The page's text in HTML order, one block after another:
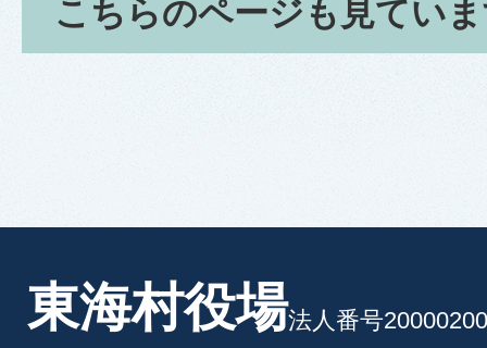
こちらのページも見てい
東海村役場法人番号